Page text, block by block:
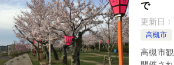
で
更新日：
高槻市
高槻市